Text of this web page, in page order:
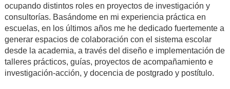
ocupando distintos roles en proyectos de investigación y
consultorías. Basándome en mi experiencia práctica en
escuelas, en los últimos años me he dedicado fuertemente a
generar espacios de colaboración con el sistema escolar
desde la academia, a través del diseño e implementación de
talleres prácticos, guías, proyectos de acompañamiento e
investigación-acción, y docencia de postgrado y postítulo.